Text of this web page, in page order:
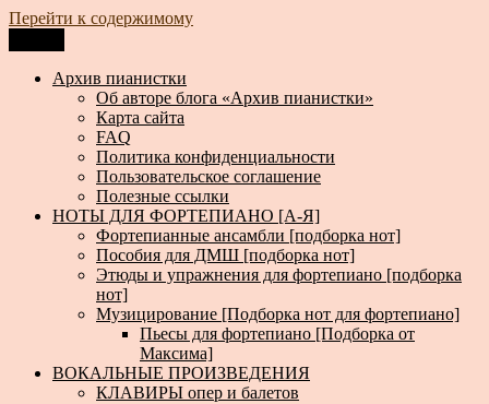
Перейти к содержимому
Архив пианистки
Всё для пианистов: ноты, книги, музыка, статьи…
Архив пианистки
Об авторе блога «Архив пианистки»
Карта сайта
FAQ
Политика конфиденциальности
Пользовательское соглашение
Полезные ссылки
НОТЫ ДЛЯ ФОРТЕПИАНО [А-Я]
Фортепианные ансамбли [подборка нот]
Пособия для ДМШ [подборка нот]
Этюды и упражнения для фортепиано [подборка
нот]
Музицирование [Подборка нот для фортепиано]
Пьесы для фортепиано [Подборка от
Максима]
ВОКАЛЬНЫЕ ПРОИЗВЕДЕНИЯ
КЛАВИРЫ опер и балетов